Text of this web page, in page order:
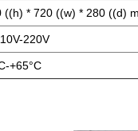
((h) * 720 ((w) * 280 ((d)
220V
+65°C